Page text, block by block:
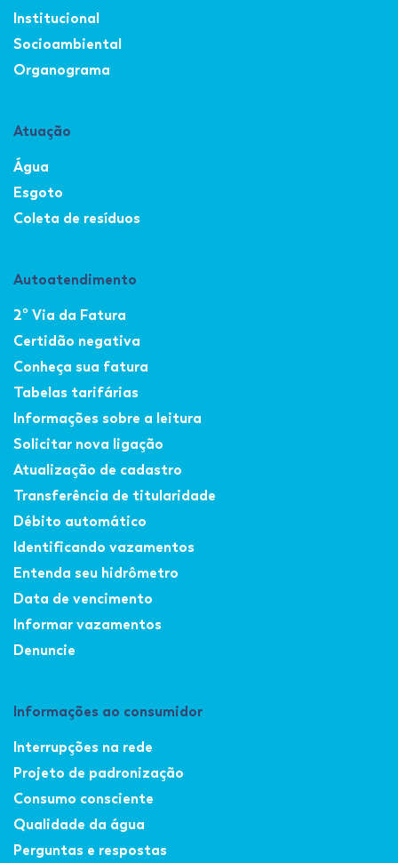
Institucional
Socioambiental
Organograma
Atuação
Água
Esgoto
Coleta de resíduos
Autoatendimento
2º Via da Fatura
Certidão negativa
Conheça sua fatura
Tabelas tarifárias
Informações sobre a leitura
Solicitar nova ligação
Atualização de cadastro
Transferência de titularidade
Débito automático
Identificando vazamentos
Entenda seu hidrômetro
Data de vencimento
Informar vazamentos
Denuncie
Informações ao consumidor
Interrupções na rede
Projeto de padronização
Consumo consciente
Qualidade da água
Perguntas e respostas